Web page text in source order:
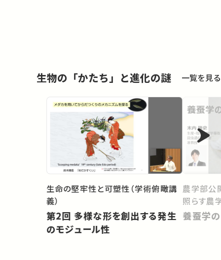
生物の「かたち」と進化の謎 一覧を見る
生命の堅牢性と可塑性（学術俯瞰講
義）
第2回 多様な形を創出する発生
のモジュール性
農学部公
照らす農
養蚕学